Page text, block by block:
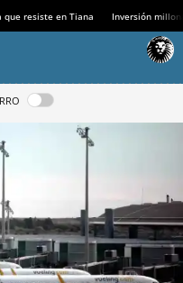
que resiste en Tiana Inversión